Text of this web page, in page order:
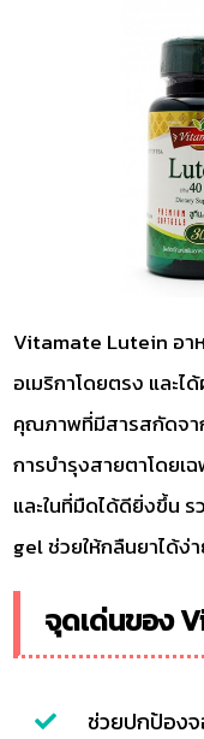
Vitamate Lutein อาห
อเมริกาโดยตรง และ
คุณภาพที่มีสารสกัดจา
การบำรุงสายตาโดยเ
และในที่มืดได้ดียิ่งขึ้น
gel ช่วยให้กลืนยาได้ง่
จุดเด่นของ
ช่วยปกป้องจ